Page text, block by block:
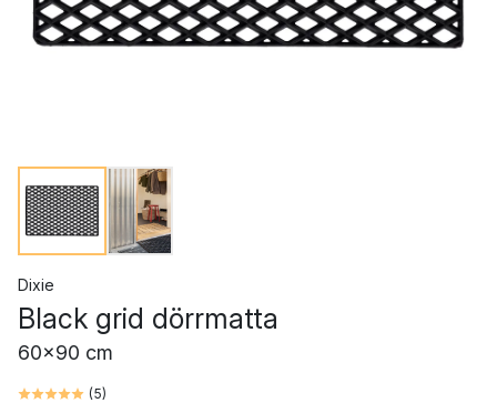
Dixie
Black grid dörrmatta
60x90 cm
(5)